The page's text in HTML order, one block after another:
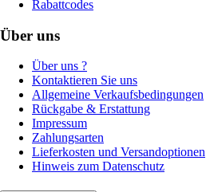
Rabattcodes
Über uns
Über uns ?
Kontaktieren Sie uns
Allgemeine Verkaufsbedingungen
Rückgabe & Erstattung
Impressum
Zahlungsarten
Lieferkosten und Versandoptionen
Hinweis zum Datenschutz